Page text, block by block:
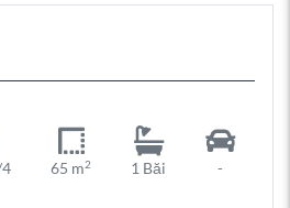
65 m2 1 Băi -